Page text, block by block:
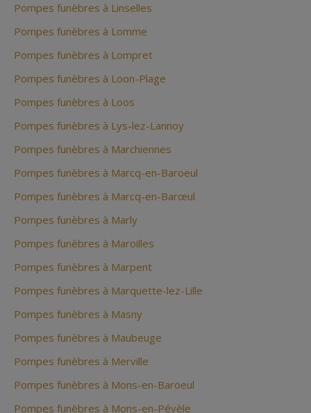
Pompes funèbres à Linselles
Pompes funèbres à Lomme
Pompes funèbres à Lompret
Pompes funèbres à Loon-Plage
Pompes funèbres à Loos
Pompes funèbres à Lys-lez-Lannoy
Pompes funèbres à Marchiennes
Pompes funèbres à Marcq-en-Baroeul
Pompes funèbres à Marcq-en-Barœul
Pompes funèbres à Marly
Pompes funèbres à Maroilles
Pompes funèbres à Marpent
Pompes funèbres à Marquette-lez-Lille
Pompes funèbres à Masny
Pompes funèbres à Maubeuge
Pompes funèbres à Merville
Pompes funèbres à Mons-en-Baroeul
Pompes funèbres à Mons-en-Pévèle